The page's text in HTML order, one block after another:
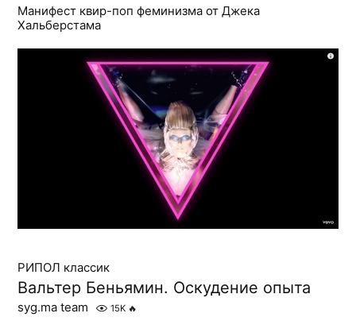
Манифест квир-поп феминизма от Джека
Хальберстама
РИПОЛ классик
Вальтер Беньямин. Оскудение опыта
syg.ma team 15K 🔥